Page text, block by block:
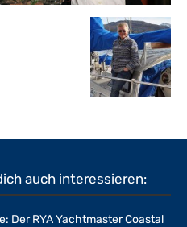
auch interessieren:
Der RYA Yachtmaster Coastal